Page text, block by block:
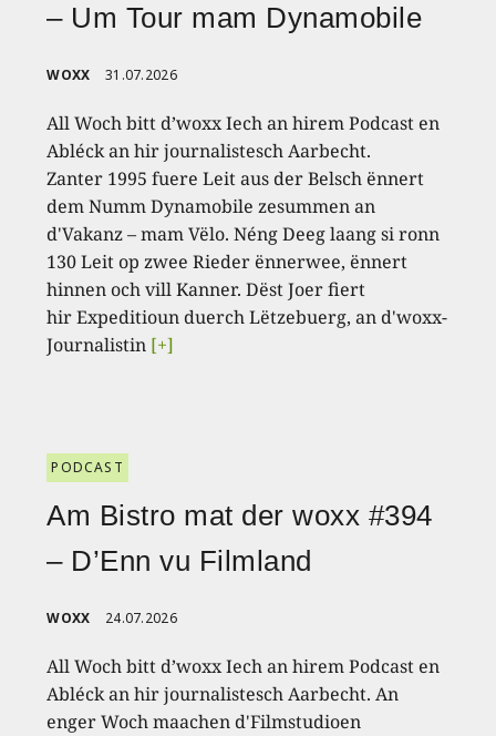
– Um Tour mam Dynamobile
WOXX 31.07.2026
All Woch bitt d’woxx Iech an hirem Podcast en
Abléck an hir journalistesch Aarbecht.
Zanter 1995 fuere Leit aus der Belsch ënnert
dem Numm Dynamobile zesummen an
d'Vakanz – mam Vëlo. Néng Deeg laang si ronn
130 Leit op zwee Rieder ënnerwee, ënnert
hinnen och vill Kanner. Dëst Joer fiert
hir Expeditioun duerch Lëtzebuerg, an d'woxx-
Journalistin [+]
PODCAST
Am Bistro mat der woxx #394
– D’Enn vu Filmland
WOXX 24.07.2026
All Woch bitt d’woxx Iech an hirem Podcast en
Abléck an hir journalistesch Aarbecht. An
enger Woch maachen d'Filmstudioen